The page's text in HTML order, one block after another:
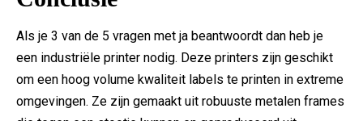
Als je 3 van de 5 vragen met ja beantwoordt dan heb je
een industriële printer nodig. Deze printers zijn geschikt
om een hoog volume kwaliteit labels te printen in extreme
omgevingen. Ze zijn gemaakt uit robuuste metalen frames